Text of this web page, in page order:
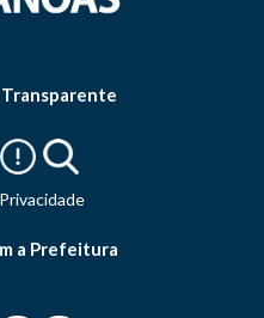
a Prefeitura